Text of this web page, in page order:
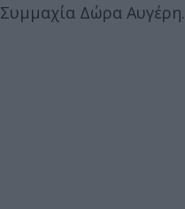
Συμμαχία Δώρα Αυγέρη.